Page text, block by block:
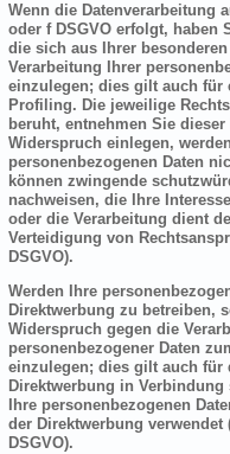
Wenn die Datenverarbeitung
oder f DSGVO erfolgt, haben
die sich aus Ihrer
Verarbeitung Ihrer
einzulegen; dies gilt auch für
Profiling. Die jeweilige
beruht, entnehmen Sie
Widerspruch einlegen,
personenbezogenen Daten
können zwingende
nachweisen, die Ihre
oder die Verarbeitung dient
Verteidigung von
DSGVO).
Werden Ihre
Direktwerbung zu betreiben,
Widerspruch gegen die
personenbezogener Daten
einzulegen; dies gilt auch
Direktwerbung in
Ihre personenbezogenen
der Direktwerbung
DSGVO).